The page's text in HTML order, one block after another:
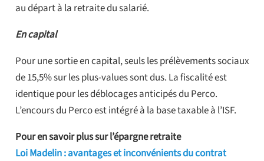
au départ à la retraite du salarié.
En capital
Pour une sortie en capital, seuls les prélèvements sociaux
de 15,5% sur les plus-values sont dus. La fiscalité est
identique pour les déblocages anticipés du Perco.
L’encours du Perco est intégré à la base taxable à l’ISF.
Pour en savoir plus sur l’épargne retraite
Loi Madelin : avantages et inconvénients du contrat